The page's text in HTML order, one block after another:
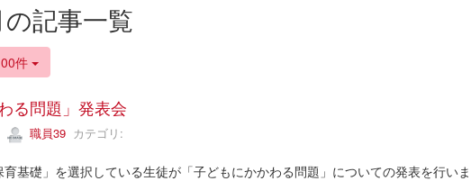
記事一覧
件
る問題」発表会
職員39カテゴリ:
基礎」を選択している生徒が「子どもにかかわる問題」についての発表を行いま